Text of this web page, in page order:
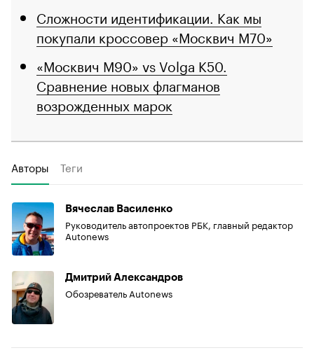
Сложности идентификации. Как мы
покупали кроссовер «Москвич М70»
«Москвич M90» vs Volga K50.
Сравнение новых флагманов
возрожденных марок
Авторы Теги
Вячеслав Василенко
Руководитель автопроектов РБК, главный редактор
Autonews
Дмитрий Александров
Обозреватель Autonews